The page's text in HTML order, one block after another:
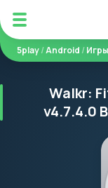
5play/Android /Игры
Walkr:
v4.7.4.0